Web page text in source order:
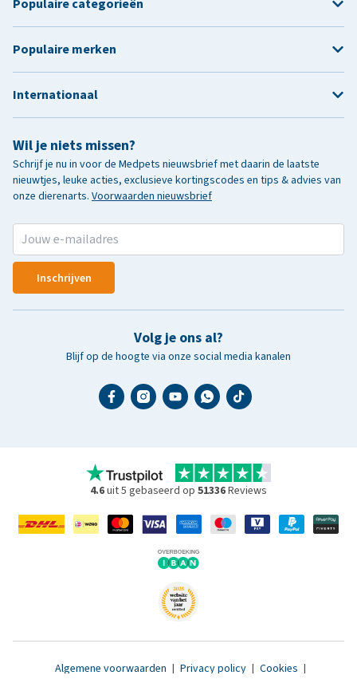
Wil je niets missen?
Schrijf je nu in voor de Medpets nieuwsbrief met daarin de laatste
nieuwtjes, leuke acties, exclusieve kortingscodes en tips & advies van
onze dierenarts. Voorwaarden nieuwsbrief
Inschrijven
Volg je ons al?
Blijf op de hoogte via onze social media kanalen
Populaire categorieën
Populaire merken
Internationaal
4.6uit 5 gebaseerd op 51336Reviews
Algemene voorwaarden | Privacy policy | Cookies |